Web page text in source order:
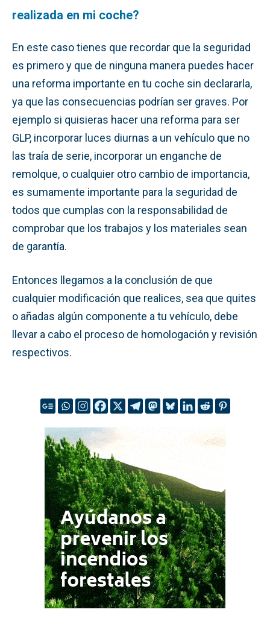
realizada en mi coche?
En este caso tienes que recordar que la seguridad
es primero y que de ninguna manera puedes hacer
una reforma importante en tu coche sin declararla,
ya que las consecuencias podrían ser graves. Por
ejemplo si quisieras hacer una reforma para ser
GLP, incorporar luces diurnas a un vehículo que no
las traía de serie, incorporar un enganche de
remolque, o cualquier otro cambio de importancia,
es sumamente importante para la seguridad de
todos que cumplas con la responsabilidad de
comprobar que los trabajos y los materiales sean
de garantía.
Entonces llegamos a la conclusión de que
cualquier modificación que realices, sea que quites
o añadas algún componente a tu vehículo, debe
llevar a cabo el proceso de homologación y revisión
respectivos.